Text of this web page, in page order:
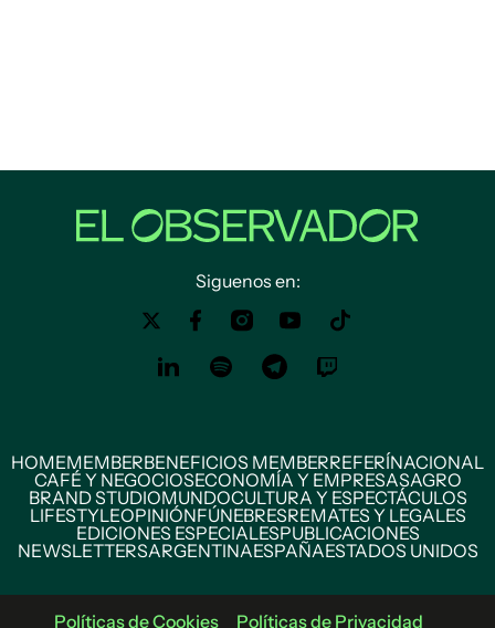
Siguenos en:
HOMEMEMBERBENEFICIOS MEMBERREFERÍNACIONAL
CAFÉ Y NEGOCIOSECONOMÍA Y EMPRESASAGRO
BRAND STUDIOMUNDOCULTURA Y ESPECTÁCULOS
LIFESTYLEOPINIÓNFÚNEBRESREMATES Y LEGALES
EDICIONES ESPECIALESPUBLICACIONES
NEWSLETTERSARGENTINAESPAÑAESTADOS UNIDOS
Políticas de Cookies Políticas de Privacidad